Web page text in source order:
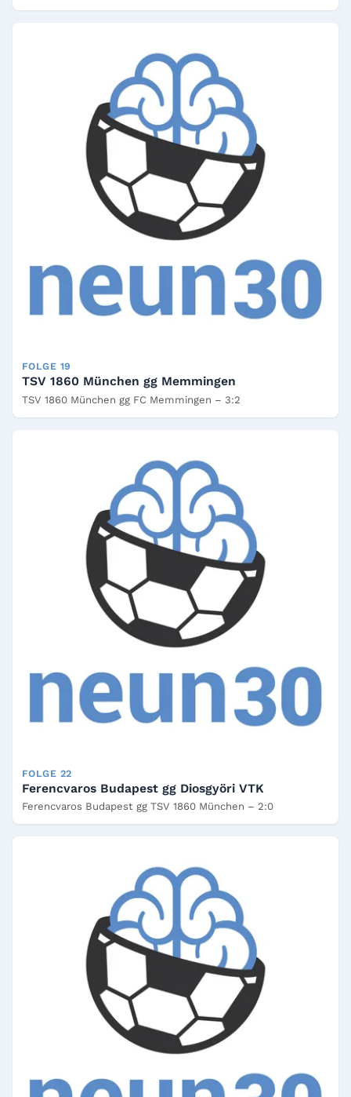
FOLGE 19
TSV 1860 München gg Memmingen
TSV 1860 München gg FC Memmingen – 3:2
FOLGE 22
Ferencvaros Budapest gg Diosgyöri VTK
Ferencvaros Budapest gg TSV 1860 München – 2:0